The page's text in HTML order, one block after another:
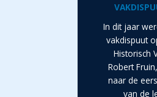
In dit jaar
vakdispuut
Historisch
Robert
naar de
van de